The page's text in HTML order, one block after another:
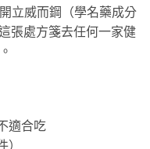
立威而鋼（學名藥成分
張處方箋去任何一家健
適合吃